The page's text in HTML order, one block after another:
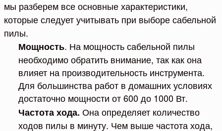
мы разберем все основные характеристики,
которые следует учитывать при выборе сабельной
пилы.
Мощность. На мощность сабельной пилы
необходимо обратить внимание, так как она
влияет на производительность инструмента.
Для большинства работ в домашних условиях
достаточно мощности от 600 до 1000 Вт.
Частота хода. Она определяет количество
ходов пилы в минуту. Чем выше частота хода,